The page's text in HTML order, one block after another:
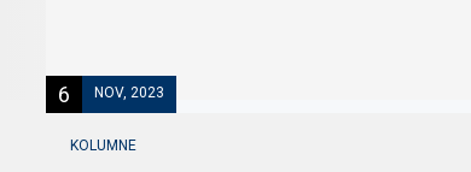
6 NOV, 2023
KOLUMNE